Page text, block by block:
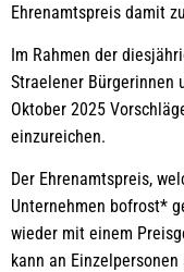
Ehrenamtspreis damit
Im Rahmen der
Straelener Bürgerinnen
Oktober 2025
einzureichen.
Der Ehrenamtspreis,
Unternehmen bofrost*
wieder mit einem
kann an